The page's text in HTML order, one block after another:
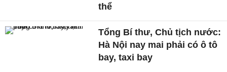
thể
Tổng Bí thư, Chủ tịch nước:
Hà Nội nay mai phải có ô tô
bay, taxi bay